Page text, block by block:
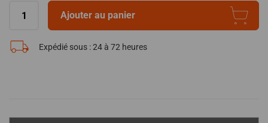
Ajouter au panier
Expédié sous :24 à 72 heures